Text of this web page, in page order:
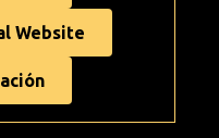
Website